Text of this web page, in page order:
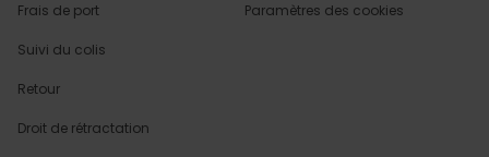
Frais de port
Suivi du colis
Retour
Droit de rétractation
Paramètres des cookies